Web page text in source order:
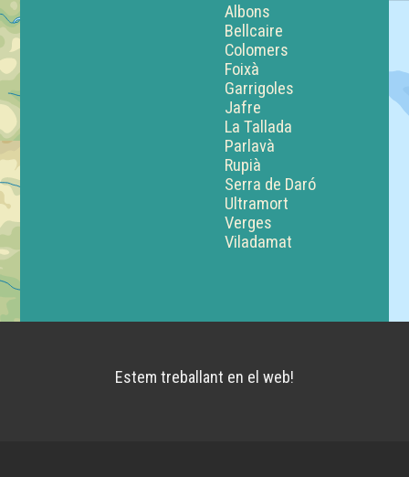
Albons
Bellcaire
Colomers
Foixà
Garrigoles
Jafre
La Tallada
Parlavà
Rupià
Serra de Daró
Ultramort
Verges
Viladamat
Estem treballant en el web!